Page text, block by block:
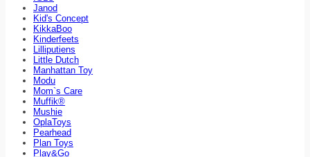
Janod
Kid's Concept
KikkaBoo
Kinderfeets
Lilliputiens
Little Dutch
Manhattan Toy
Modu
Mom`s Care
Muffik®
Mushie
OplaToys
Pearhead
Plan Toys
Play&Go